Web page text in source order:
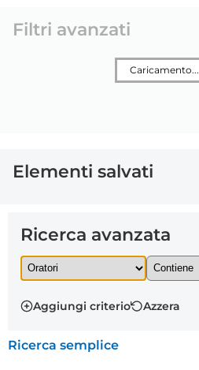
Filtri avanzati
Caricamento...
Elementi salvati
Ricerca avanzata
Aggiungi criterio Azzera
Ricerca semplice